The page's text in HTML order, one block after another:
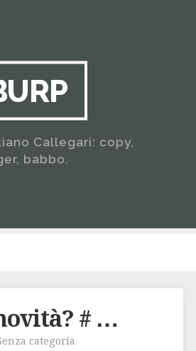
Callegari: copy,
babbo.
# …
categoria